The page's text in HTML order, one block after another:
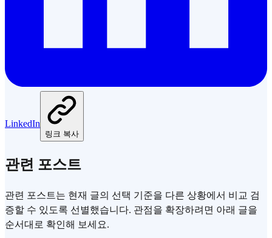
LinkedIn
링크 복사
관련 포스트
관련 포스트는 현재 글의 선택 기준을 다른 상황에서 비교 검
증할 수 있도록 선별했습니다. 관점을 확장하려면 아래 글을
순서대로 확인해 보세요.